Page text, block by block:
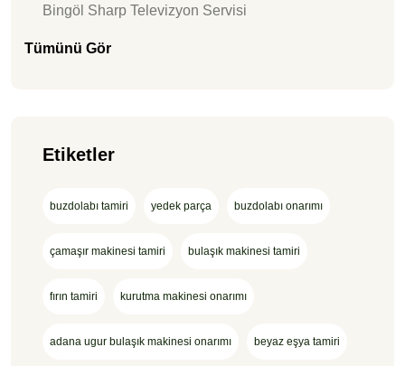
Bingöl Sharp Televizyon Servisi
Tümünü Gör
Etiketler
buzdolabı tamiri yedek parça buzdolabı onarımı
çamaşır makinesi tamiri bulaşık makinesi tamiri
fırın tamiri kurutma makinesi onarımı
adana ugur bulaşık makinesi onarımı beyaz eşya tamiri